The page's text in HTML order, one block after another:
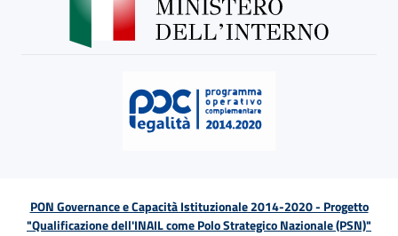
PON Governance e Capacità Istituzionale 2014-2020 - Progetto
"Qualificazione dell'INAIL come Polo Strategico Nazionale (PSN)"